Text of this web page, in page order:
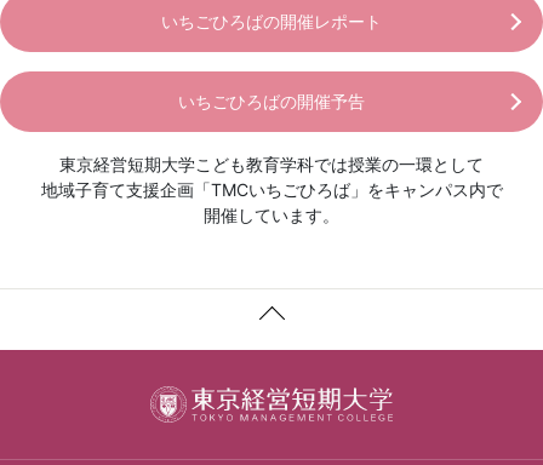
いちごひろばの開催レポート
いちごひろばの開催予告
東京経営短期大学こども教育学科では授業の一環として
地域子育て支援企画「TMCいちごひろば」をキャンパス内で
開催しています。